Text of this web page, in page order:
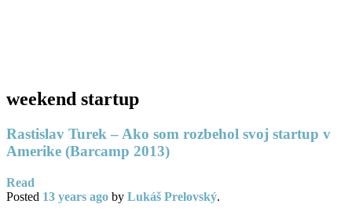
weekend startup
Rastislav Turek – Ako som rozbehol svoj startup v
Amerike (Barcamp 2013)
Read
Posted 13 years ago by Lukáš Prelovský.